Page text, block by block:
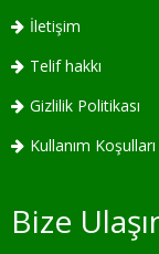
İletişim
Telif hakkı
Gizlilik Politikası
Kullanım Koşulları
Bize